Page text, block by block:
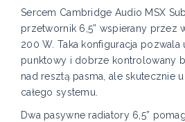
Sercem Cambridge Audio MSX
przetwornik 6,5” wspierany przez
200 W. Taka konfiguracja pozwala
punktowy i dobrze kontrolowany
nad resztą pasma, ale skutecznie
całego systemu.
Dwa pasywne radiatory 6,5”